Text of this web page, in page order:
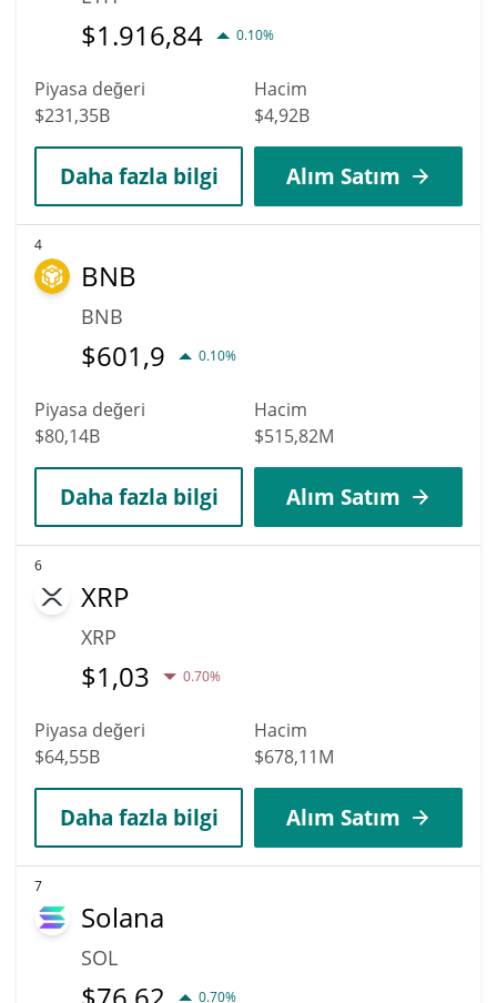
$1.916,84 0.10%
Piyasa değeri
$231,35B
Hacim
$4,92B
Daha fazla bilgi Alım Satım
4
BNB
BNB
$601,9 0.10%
Piyasa değeri
$80,14B
Hacim
$515,82M
Daha fazla bilgi Alım Satım
6
XRP
XRP
$1,03 0.70%
Piyasa değeri
$64,55B
Hacim
$678,11M
Daha fazla bilgi Alım Satım
7
Solana
SOL
0.70%